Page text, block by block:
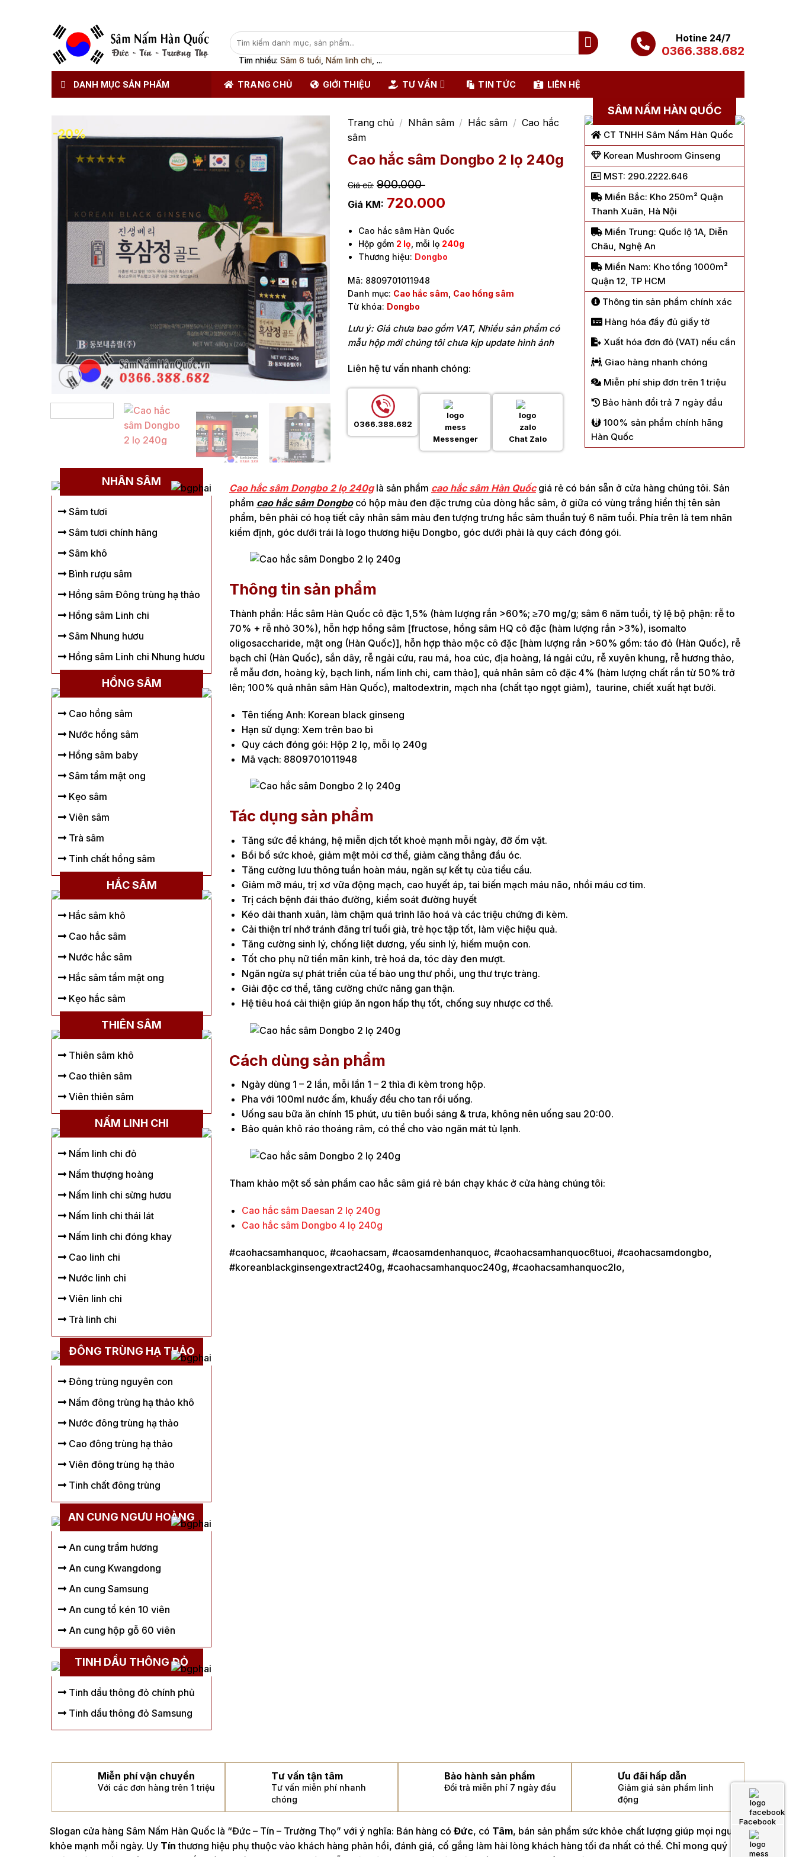
Tìm
kiếm:
Tìm nhiều: Sâm 6 tuổi Nấm linh chi , ...
Hotine 24/7
0366.388.682
DANH MỤC SẢN PHẨM TRANG CHỦ GIỚI THIỆU TƯ VẤN TIN TỨC LIÊN HỆ
-20%
Trang chủ / Nhân sâm / Hắc sâm / Cao hắc
sâm
Cao hắc sâm Dongbo 2 lọ 240g
900.000
720.000
Cao hắc sâm Hàn Quốc
Hộp gồm 2 lọ , mỗi lọ 240g
Thương hiệu: Dongbo
Mã: 8809701011948
Danh mục: Cao hắc sâm Cao hồng sâm
Từ khóa: Dongbo
Lưu ý: Giá chưa bao gồm VAT, Nhiều sản phẩm có
mẫu hộp mới chúng tôi chưa kịp update hình ảnh
Liên hệ tư vấn nhanh chóng:
0366.388.682
Messenger
Chat Zalo
SÂM NẤM HÀN QUỐC
CT TNHH Sâm Nấm Hàn Quốc
Korean Mushroom Ginseng
MST: 290.2222.646
Miền Bắc: Kho 250m² Quận
Thanh Xuân, Hà Nội
Miền Trung: Quốc lộ 1A, Diễn
Châu, Nghệ An
Miền Nam: Kho tổng 1000m²
Quận 12, TP HCM
Thông tin sản phẩm chính xác
Hàng hóa đầy đủ giấy tờ
Xuất hóa đơn đỏ (VAT) nếu cần
Giao hàng nhanh chóng
Miễn phí ship đơn trên 1 triệu
Bảo hành đổi trả 7 ngày đầu
100% sản phẩm chính hãng
Hàn Quốc
NHÂN SÂM
Sâm tươi
Sâm tươi chính hãng
Sâm khô
Bình rượu sâm
Hồng sâm Đông trùng hạ thảo
Hồng sâm Linh chi
Sâm Nhung hươu
Hồng sâm Linh chi Nhung hươu
HỒNG SÂM
Cao hồng sâm
Nước hồng sâm
Hồng sâm baby
Sâm tẩm mật ong
Kẹo sâm
Viên sâm
Trà sâm
Tinh chất hồng sâm
HẮC SÂM
Hắc sâm khô
Cao hắc sâm
Nước hắc sâm
Hắc sâm tẩm mật ong
Kẹo hắc sâm
THIÊN SÂM
Thiên sâm khô
Cao thiên sâm
Viên thiên sâm
NẤM LINH CHI
Nấm linh chi đỏ
Nấm thượng hoàng
Nấm linh chi sừng hươu
Nấm linh chi thái lát
Nấm linh chi đóng khay
Cao linh chi
Nước linh chi
Viên linh chi
Trà linh chi
ĐÔNG TRÙNG HẠ THẢO
Đông trùng nguyên con
Nấm đông trùng hạ thảo khô
Nước đông trùng hạ thảo
Cao đông trùng hạ thảo
Viên đông trùng hạ thảo
Tinh chất đông trùng
AN CUNG NGƯU HOÀNG
An cung trầm hương
An cung Kwangdong
An cung Samsung
An cung tổ kén 10 viên
An cung hộp gỗ 60 viên
TINH DẦU THÔNG ĐỎ
Tinh dầu thông đỏ chính phủ
Tinh dầu thông đỏ Samsung
Cao hắc sâm Dongbo 2 lọ 240glà sản phẩm cao hắc sâm Hàn Quốcgiá rẻ có bán sẵn ở cửa hàng chúng tôi. Sản
phẩm cao hắc sâm Dongbocó hộp màu đen đặc trưng của dòng hắc sâm, ở giữa có vùng trắng hiển thị tên sản
phẩm, bên phải có hoạ tiết cây nhân sâm màu đen tượng trưng hắc sâm thuần tuý 6 năm tuổi. Phía trên là tem nhãn
kiểm định, góc dưới trái là logo thương hiệu Dongbo, góc dưới phải là quy cách đóng gói.
Thông tin sản phẩm
Thành phần: Hắc sâm Hàn Quốc cô đặc 1,5% (hàm lượng rắn >60%; ≥70 mg/g; sâm 6 năm tuổi, tỷ lệ bộ phận: rễ to
70% + rễ nhỏ 30%), hỗn hợp hồng sâm [fructose, hồng sâm HQ cô đặc (hàm lượng rắn >3%), isomalto
oligosaccharide, mật ong (Hàn Quốc)], hỗn hợp thảo mộc cô đặc [hàm lượng rắn >60% gồm: táo đỏ (Hàn Quốc), rễ
bạch chỉ (Hàn Quốc), sắn dây, rễ ngải cứu, rau má, hoa cúc, địa hoàng, lá ngải cứu, rễ xuyên khung, rễ hương thảo,
rễ mẫu đơn, hoàng kỳ, bạch linh, nấm linh chi, cam thảo], quả nhân sâm cô đặc 4% (hàm lượng chất rắn từ 50% trở
lên; 100% quả nhân sâm Hàn Quốc), maltodextrin, mạch nha (chất tạo ngọt giảm), taurine, chiết xuất hạt bưởi.
Tên tiếng Anh: Korean black ginseng
Hạn sử dụng: Xem trên bao bì
Quy cách đóng gói: Hộp 2 lọ, mỗi lọ 240g
Mã vạch: 8809701011948
Tác dụng sản phẩm
Tăng sức đề kháng, hệ miễn dịch tốt khoẻ mạnh mỗi ngày, đỡ ốm vặt.
Bồi bổ sức khoẻ, giảm mệt mỏi cơ thể, giảm căng thẳng đầu óc.
Tăng cường lưu thông tuần hoàn máu, ngăn sự kết tụ của tiểu cầu.
Giảm mỡ máu, trị xơ vữa động mạch, cao huyết áp, tai biến mạch máu não, nhồi máu cơ tim.
Trị cách bệnh đái tháo đường, kiểm soát đường huyết
Kéo dài thanh xuân, làm chậm quá trình lão hoá và các triệu chứng đi kèm.
Cải thiện trí nhớ tránh đãng trí tuổi già, trẻ học tập tốt, làm việc hiệu quả.
Tăng cường sinh lý, chống liệt dương, yếu sinh lý, hiếm muộn con.
Tốt cho phụ nữ tiền mãn kinh, trẻ hoá da, tóc dày đen mượt.
Ngăn ngừa sự phát triển của tế bào ung thư phổi, ung thư trực tràng.
Giải độc cơ thể, tăng cường chức năng gan thận.
Hệ tiêu hoá cải thiện giúp ăn ngon hấp thụ tốt, chống suy nhược cơ thể.
Cách dùng sản phẩm
Ngày dùng 1 – 2 lần, mỗi lần 1 – 2 thìa đi kèm trong hộp.
Pha với 100ml nước ấm, khuấy đều cho tan rồi uống.
Uống sau bữa ăn chính 15 phút, ưu tiên buổi sáng & trưa, không nên uống sau 20:00.
Bảo quản khô ráo thoáng râm, có thể cho vào ngăn mát tủ lạnh.
Tham khảo một số sản phẩm cao hắc sâm giá rẻ bán chạy khác ở cửa hàng chúng tôi:
Cao hắc sâm Daesan 2 lọ 240g
Cao hắc sâm Dongbo 4 lọ 240g
#caohacsamhanquoc, #caohacsam, #caosamdenhanquoc, #caohacsamhanquoc6tuoi, #caohacsamdongbo,
#koreanblackginsengextract240g, #caohacsamhanquoc240g, #caohacsamhanquoc2lo,
Miễn phí vận chuyển
Với các đơn hàng trên 1 triệu
Tư vấn tận tâm
Tư vấn miễn phí nhanh
chóng
Bảo hành sản phẩm
Đổi trả miễn phí 7 ngày đầu
Ưu đãi hấp dẫn
Giảm giá sản phẩm linh
động
Slogan cửa hàng Sâm Nấm Hàn Quốc là “Đức – Tín – Trường Thọ” với ý nghĩa: Bán hàng có Đức, có Tâm, bán sản phẩm sức khỏe chất lượng giúp mọi người
khỏe mạnh mỗi ngày. Uy Tín thương hiệu phụ thuộc vào khách hàng phản hồi, đánh giá, cố gắng làm hài lòng khách hàng tối đa nhất có thể. Chỉ mong quý
Facebook